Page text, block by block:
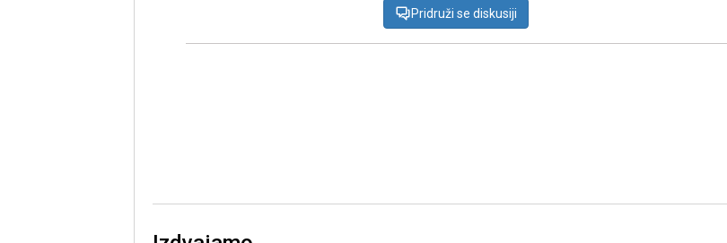
Pridruži se diskusiji